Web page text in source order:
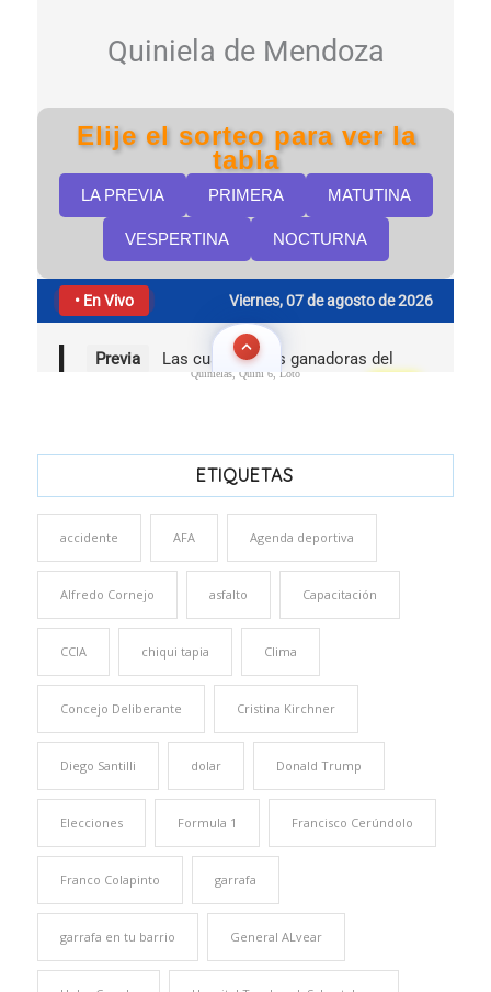
Quinielas, Quini 6, Loto
ETIQUETAS
accidente AFA Agenda deportiva
Alfredo Cornejo asfalto Capacitación
CCIA chiqui tapia Clima
Concejo Deliberante Cristina Kirchner
Diego Santilli dolar Donald Trump
Elecciones Formula 1 Francisco Cerúndolo
Franco Colapinto garrafa
garrafa en tu barrio General ALvear